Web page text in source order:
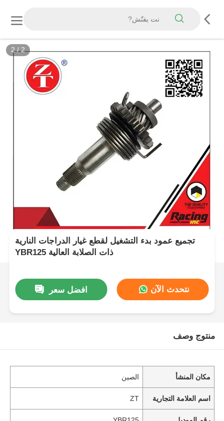
2/2
تجميع عمود بدء التشغيل لقطع غيار الدراجات النارية
YBR125 ذات الصلابة العالية
افضل سعر نتحدث الآن
منتوج وصف
مكان المنشأ الصين
اسم العلامة التجارية ZT